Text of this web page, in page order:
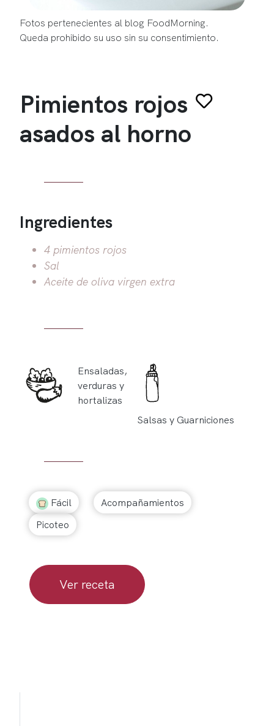
Fotos pertenecientes al blog FoodMorning.
Queda prohibido su uso sin su consentimiento.
Pimientos rojos
asados al horno
Ingredientes
4 pimientos rojos
Sal
Aceite de oliva virgen extra
Ensaladas,
verduras y
hortalizas
Salsas y Guarniciones
Fácil
Acompañamientos
Picoteo
Ver receta